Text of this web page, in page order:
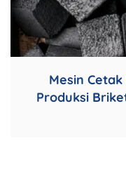
Mesin
Produksi